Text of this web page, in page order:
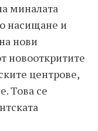
миналата
насищане и
нови
новооткритите
центрове,
Това се